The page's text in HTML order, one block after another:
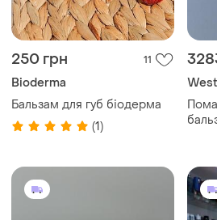
250 грн 11
Bioderma
Бальзам для губ біодерма
(1)